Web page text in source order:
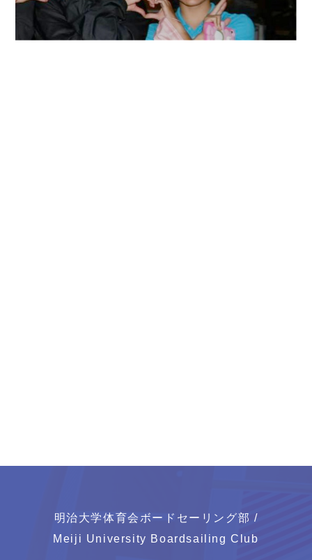
明治大学体育会ボードセーリング部 /
Meiji University Boardsailing Club